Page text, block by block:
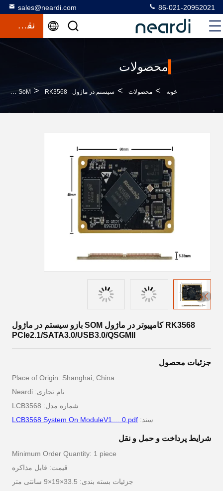
sales@neardi.com 86-021-20952021
نقل قول
محصولات
خونه > محصولات > سیستم در ماژول SoM > RK3568 کامپیوتر در ماژول SOM بازو سیستم در ماژول PCIe2.1/SATA3.0/USB3.0/QSGMII
RK3568 کامپیوتر در ماژول SOM بازو سیستم در ماژول
PCIe2.1/SATA3.0/USB3.0/QSGMII
جزئیات محصول
Place of Origin: Shanghai, China
نام تجاری: Neardi
شماره مدل: LCB3568
سند: LCB3568 System On ModuleV1.....0.pdf
شرایط پرداخت و حمل و نقل
Minimum Order Quantity: 1 piece
قیمت: قابل مذاکره
جزئیات بسته بندی: 33.5×19×9 سانتی متر